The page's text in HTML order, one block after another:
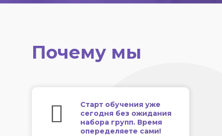
Почему мы
Старт обучения уже
сегодня без ожидания
набора групп. Время
опеределяете сами!